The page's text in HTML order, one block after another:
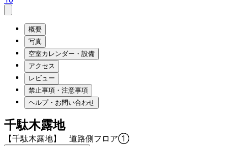
概要
写真
空室カレンダー・設備
アクセス
レビュー
禁止事項・注意事項
ヘルプ・お問い合わせ
千駄木露地
【千駄木露地】 道路側フロア①